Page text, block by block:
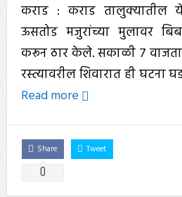
कराड : कराड तालुक्यातील
ऊसतोड मजुरांच्या मुलावर
करून ठार केले. सकाळी 7
रस्त्यावरील शिवारात ही
Read more
Share
0
Tweet